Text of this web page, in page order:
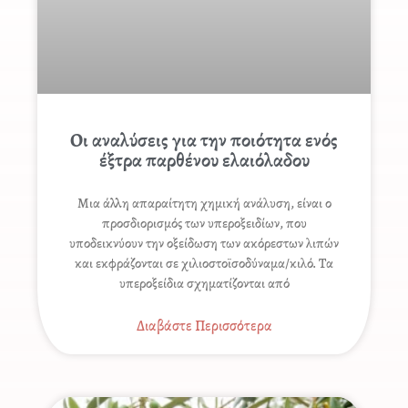
Οι αναλύσεις για την ποιότητα ενός
έξτρα παρθένου ελαιόλαδου
Μια άλλη απαραίτητη χημική ανάλυση, είναι ο
προσδιορισμός των υπεροξειδίων, που
υποδεικνύουν την οξείδωση των ακόρεστων λιπών
και εκφράζονται σε χιλιοστοϊσοδύναμα/κιλό. Τα
υπεροξείδια σχηματίζονται από
Διαβάστε Περισσότερα